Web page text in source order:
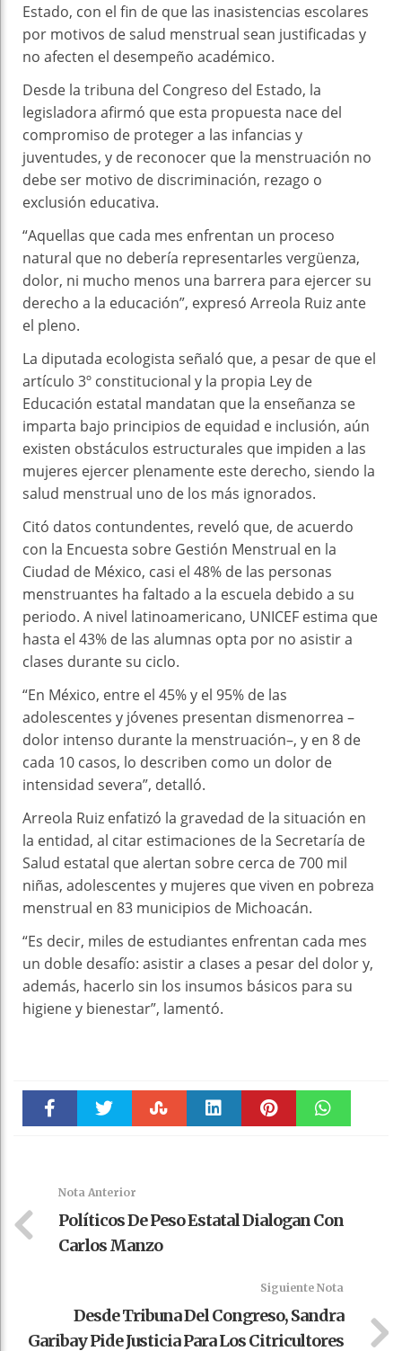
Estado, con el fin de que las inasistencias escolares
por motivos de salud menstrual sean justificadas y
no afecten el desempeño académico.
Desde la tribuna del Congreso del Estado, la
legisladora afirmó que esta propuesta nace del
compromiso de proteger a las infancias y
juventudes, y de reconocer que la menstruación no
debe ser motivo de discriminación, rezago o
exclusión educativa.
“Aquellas que cada mes enfrentan un proceso
natural que no debería representarles vergüenza,
dolor, ni mucho menos una barrera para ejercer su
derecho a la educación”, expresó Arreola Ruiz ante
el pleno.
La diputada ecologista señaló que, a pesar de que el
artículo 3º constitucional y la propia Ley de
Educación estatal mandatan que la enseñanza se
imparta bajo principios de equidad e inclusión, aún
existen obstáculos estructurales que impiden a las
mujeres ejercer plenamente este derecho, siendo la
salud menstrual uno de los más ignorados.
Citó datos contundentes, reveló que, de acuerdo
con la Encuesta sobre Gestión Menstrual en la
Ciudad de México, casi el 48% de las personas
menstruantes ha faltado a la escuela debido a su
periodo. A nivel latinoamericano, UNICEF estima que
hasta el 43% de las alumnas opta por no asistir a
clases durante su ciclo.
“En México, entre el 45% y el 95% de las
adolescentes y jóvenes presentan dismenorrea –
dolor intenso durante la menstruación–, y en 8 de
cada 10 casos, lo describen como un dolor de
intensidad severa”, detalló.
Arreola Ruiz enfatizó la gravedad de la situación en
la entidad, al citar estimaciones de la Secretaría de
Salud estatal que alertan sobre cerca de 700 mil
niñas, adolescentes y mujeres que viven en pobreza
menstrual en 83 municipios de Michoacán.
“Es decir, miles de estudiantes enfrentan cada mes
un doble desafío: asistir a clases a pesar del dolor y,
además, hacerlo sin los insumos básicos para su
higiene y bienestar”, lamentó.
Nota Anterior
Políticos De Peso Estatal Dialogan Con
Carlos Manzo
Siguiente Nota
Desde Tribuna Del Congreso, Sandra
Garibay Pide Justicia Para Los Citricultores